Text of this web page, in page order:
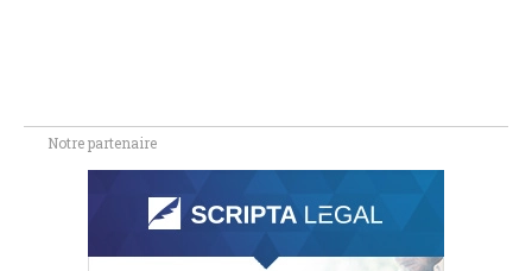
Notre partenaire